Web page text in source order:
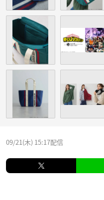
09/21(木) 15:17配信